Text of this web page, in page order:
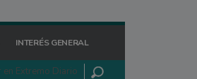
INTERÉS GENERAL